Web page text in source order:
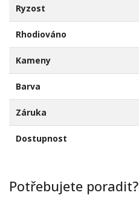
Ryzost
Rhodiováno
Kameny
Barva
Záruka
Dostupnost
Potřebujete poradit?